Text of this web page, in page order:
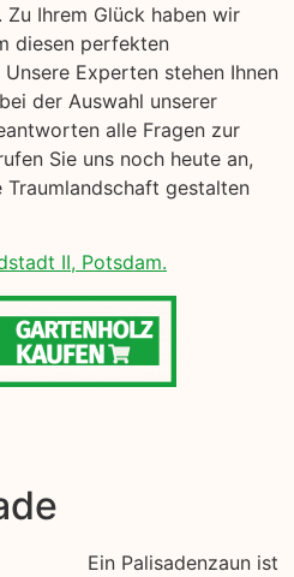
Ihrem Glück haben wir
diesen perfekten
Experten stehen Ihnen
der Auswahl unserer
alle Fragen zur
Sie uns noch heute an,
gestalten
II, Potsdam.
Ein Palisadenzaun ist